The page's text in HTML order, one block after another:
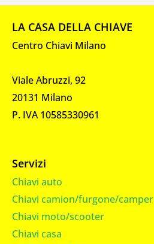
LA CASA DELLA CHIAVE
Centro Chiavi Milano
Viale Abruzzi, 92
20131 Milano
P. IVA 10585330961
Servizi
Chiavi auto
Chiavi camion/furgone/camper
Chiavi moto/scooter
Chiavi casa